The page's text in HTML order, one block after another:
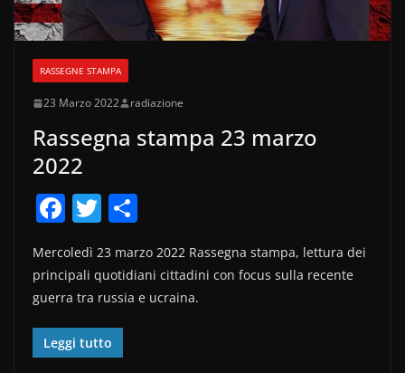
RASSEGNE STAMPA
23 Marzo 2022 radiazione
Rassegna stampa 23 marzo
2022
F
a
c
e
b
o
T
itt
er
n
di
Mercoledì 23 marzo 2022 Rassegna stampa, lettura dei
principali quotidiani cittadini con focus sulla recente
guerra tra russia e ucraina.
Leggi tutto